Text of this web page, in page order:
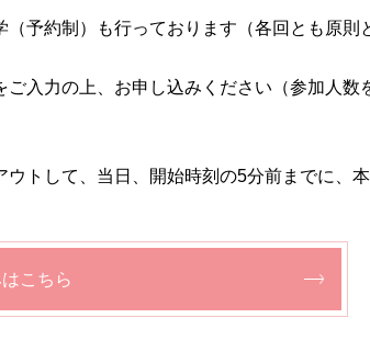
予約制）も行っております（各回とも原則
入力の上、お申し込みください（参加人数
トして、当日、開始時刻の5分前までに、
こちら